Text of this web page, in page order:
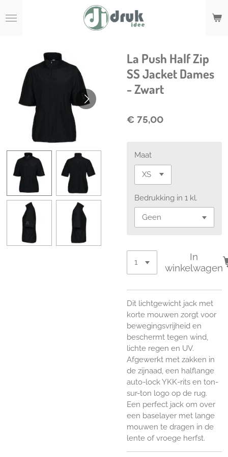
direct
hoofdinhoud
La Push Half Zip
SS Jacket Dames
- Zwart
€ 75,00
Maat
Bedrukking in 1 kl.
In
winkelwagen
Dit lichtgewicht jack met
korte mouwen zorgt voor
bewegingsvrijheid en
beschermt tegen wind,
lichte regen en UV.
Afgewerkt met zakken in
de zijnaad, een halflange
auto-lock YKK-rits en ton-
sur-ton logo op de rug.
Een perfect jack om over
een baselayer met lange
mouwen te dragen in de
lente of vroege herfst.